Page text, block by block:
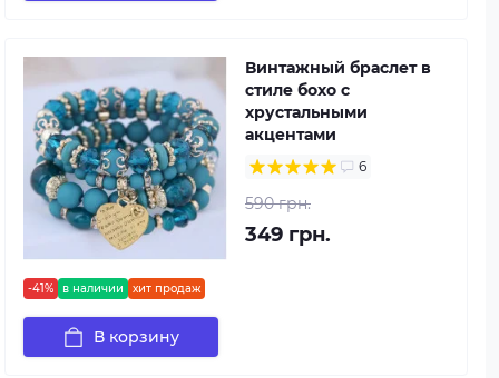
-41% в наличии хит продаж
Винтажный браслет в
стиле бохо с
хрустальными
акцентами
6
590 грн.
349 грн.
В корзину